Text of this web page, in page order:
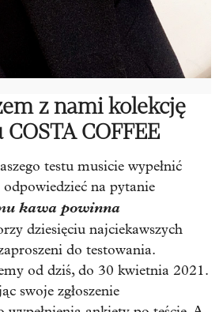
z nami kolekcję
COFFEE
testu musicie wypełnić
na pytanie
kawa powinna
dziesięciu najciekawszych
do testowania.
od dziś, do 30 kwietnia 2021.
swoje zgłoszenie